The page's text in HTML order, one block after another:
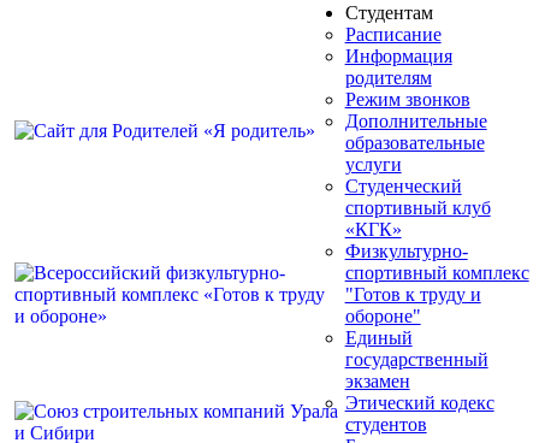
Студентам
Расписание
Информация
родителям
Режим звонков
Дополнительные
образовательные
услуги
Студенческий
спортивный клуб
«КГК»
Физкультурно-
спортивный комплекс
"Готов к труду и
обороне"
Единый
государственный
экзамен
Этический кодекс
студентов